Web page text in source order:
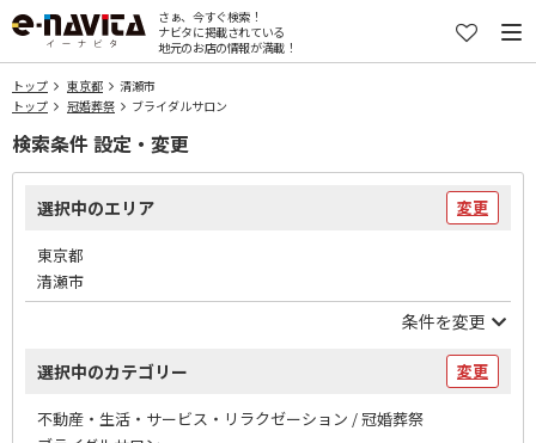
さぁ、今すぐ検索！
ナビタに掲載されている
地元のお店の情報が満載！
トップ 東京都
清瀬市
トップ
冠婚葬祭 ブライダルサロン
検索条件 設定・変更
選択中のエリア 変更
東京都
清瀬市
条件を変更
選択中のカテゴリー 変更
不動産・生活・サービス・リラクゼーション / 冠婚葬祭